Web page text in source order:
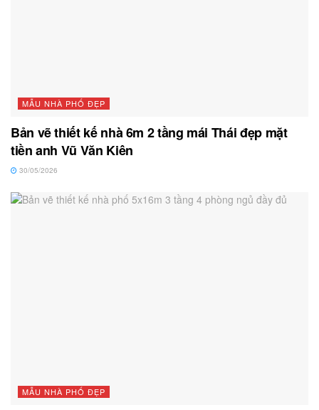
MẪU NHÀ PHỐ ĐẸP
Bản vẽ thiết kế nhà 6m 2 tầng mái Thái đẹp mặt
tiền anh Vũ Văn Kiên
30/05/2026
MẪU NHÀ PHỐ ĐẸP